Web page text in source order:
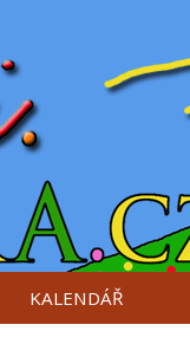
KALENDÁŘ